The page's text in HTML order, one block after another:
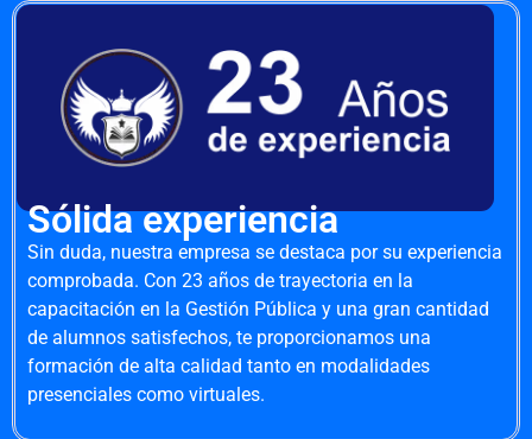
Sólida experiencia
Sin duda, nuestra empresa se destaca por su experiencia
comprobada. Con 23 años de trayectoria en la
capacitación en la Gestión Pública y una gran cantidad
de alumnos satisfechos, te proporcionamos una
formación de alta calidad tanto en modalidades
presenciales como virtuales.